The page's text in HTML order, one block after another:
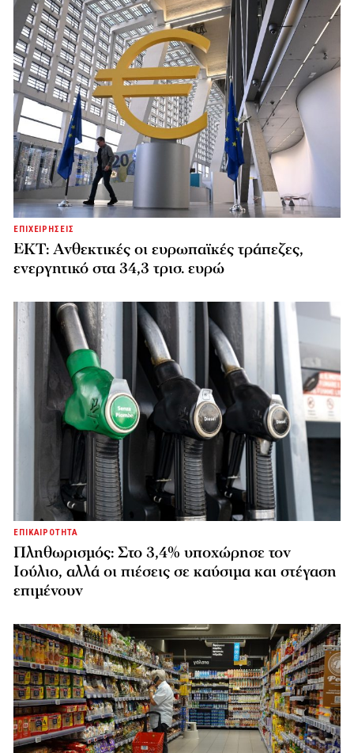
ΕΠΙΧΕΙΡΗΣΕΙΣ
ΕΚΤ: Ανθεκτικές οι ευρωπαϊκές τράπεζες,
ενεργητικό στα 34,3 τρισ. ευρώ
ΕΠΙΚΑΙΡΟΤΗΤΑ
Πληθωρισμός: Στο 3,4% υποχώρησε τον
Ιούλιο, αλλά οι πιέσεις σε καύσιμα και στέγαση
επιμένουν